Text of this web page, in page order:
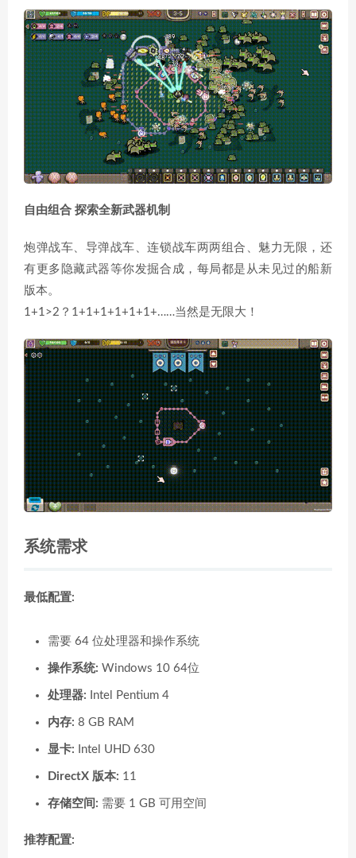
自由组合 探索全新武器机制
炮弹战车、导弹战车、连锁战车两两组合、魅力无限，还
有更多隐藏武器等你发掘合成，每局都是从未见过的船新
版本。
1+1>2？1+1+1+1+1+1+……当然是无限大！
系统需求
最低配置:
需要 64 位处理器和操作系统
操作系统: Windows 10 64位
处理器: Intel Pentium 4
内存: 8 GB RAM
显卡: Intel UHD 630
DirectX 版本: 11
存储空间: 需要 1 GB 可用空间
推荐配置: